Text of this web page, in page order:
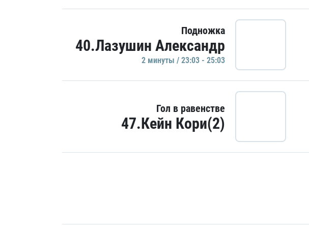
Подножка
40.Лазушин Александр
2 минуты / 23:03 - 25:03
Гол в равенстве
47.Кейн Кори(2)